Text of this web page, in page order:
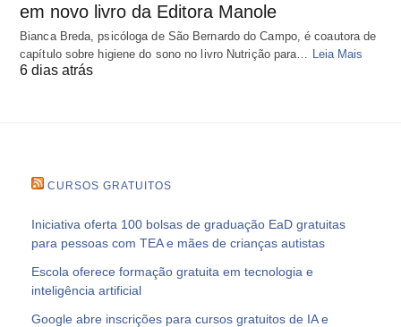
em novo livro da Editora Manole
Bianca Breda, psicóloga de São Bernardo do Campo, é coautora de
capítulo sobre higiene do sono no livro Nutrição para…
Leia Mais
6 dias atrás
CURSOS GRATUITOS
Iniciativa oferta 100 bolsas de graduação EaD gratuitas
para pessoas com TEA e mães de crianças autistas
Escola oferece formação gratuita em tecnologia e
inteligência artificial
Google abre inscrições para cursos gratuitos de IA e